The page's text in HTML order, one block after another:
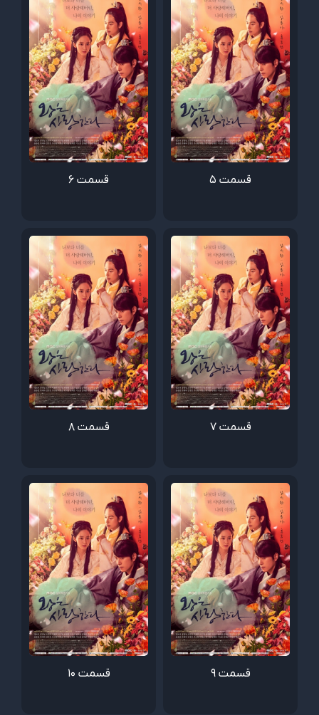
قسمت 5 قسمت 6
قسمت 7 قسمت 8
قسمت 9 قسمت 10